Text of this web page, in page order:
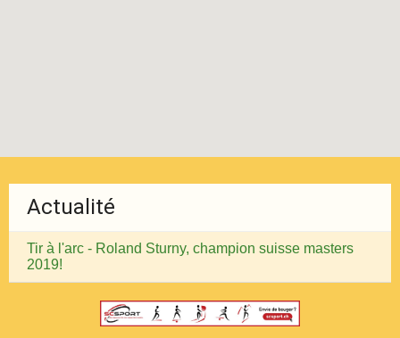
Actualité
Tir à l'arc - Roland Sturny, champion suisse masters
2019!